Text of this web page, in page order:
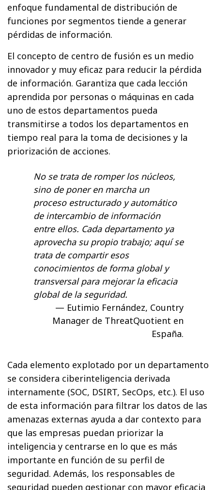
enfoque fundamental de distribución de
funciones por segmentos tiende a generar
pérdidas de información.
El concepto de centro de fusión es un medio
innovador y muy eficaz para reducir la pérdida
de información. Garantiza que cada lección
aprendida por personas o máquinas en cada
uno de estos departamentos pueda
transmitirse a todos los departamentos en
tiempo real para la toma de decisiones y la
priorización de acciones.
No se trata de romper los núcleos,
sino de poner en marcha un
proceso estructurado y automático
de intercambio de información
entre ellos. Cada departamento ya
aprovecha su propio trabajo; aquí se
trata de compartir esos
conocimientos de forma global y
transversal para mejorar la eficacia
global de la seguridad.
Eutimio Fernández, Country
Manager de ThreatQuotient en
España.
Cada elemento explotado por un departamento
se considera ciberinteligencia derivada
internamente (SOC, DSIRT, SecOps, etc.). El uso
de esta información para filtrar los datos de las
amenazas externas ayuda a dar contexto para
que las empresas puedan priorizar la
inteligencia y centrarse en lo que es más
importante en función de su perfil de
seguridad. Además, los responsables de
seguridad pueden gestionar con mayor eficacia